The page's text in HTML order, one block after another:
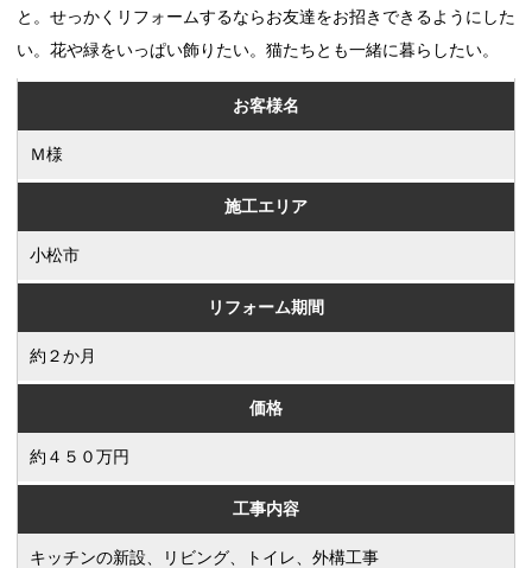
と。せっかくリフォームするならお友達をお招きできるようにした
い。花や緑をいっぱい飾りたい。猫たちとも一緒に暮らしたい。
お客様名
Ｍ様
施工エリア
小松市
リフォーム期間
約２か月
価格
約４５０万円
工事内容
キッチンの新設、リビング、トイレ、外構工事